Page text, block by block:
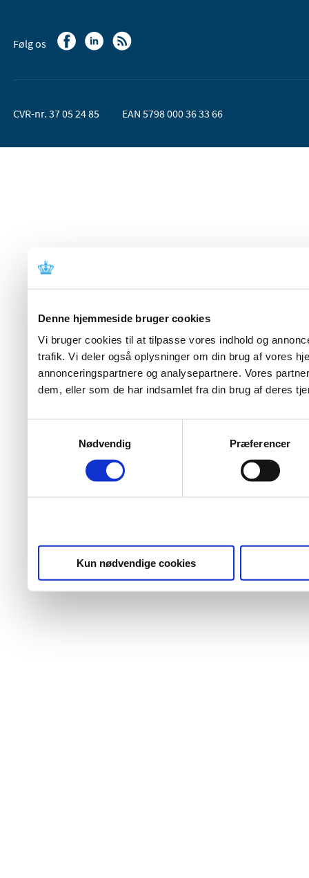
Denne hjemmeside bruger cookies
Vi bruger cookies til at tilpasse vores indhold og
trafik. Vi deler også oplysninger om din brug af vores
annonceringspartnere og analysepartnere. Vores
dem, eller som de har indsamlet fra din brug af deres
Nødvendig
Præferencer
Kun nødvendige cookies
Følg os
CVR-nr. 37 05 24 85 EAN 5798 000 36 33 66